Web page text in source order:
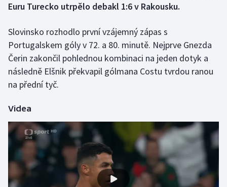
Florbal
Futsal
Golf
Gymnastika
Házená
Jezdectví
Judo
Krasobruslení
Euru Turecko utrpělo debakl 1:6 v Rakousku.
Slovinsko rozhodlo první vzájemný zápas s
Portugalskem góly v 72. a 80. minutě. Nejprve Gnezda
Čerin zakončil pohlednou kombinaci na jeden dotyk a
následně Elšnik překvapil gólmana Costu tvrdou ranou
na přední tyč.
Videa